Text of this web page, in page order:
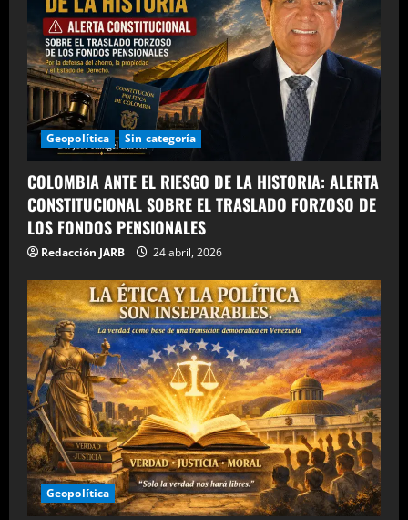
Geopolítica Sin categoría
COLOMBIA ANTE EL RIESGO DE LA HISTORIA: ALERTA
CONSTITUCIONAL SOBRE EL TRASLADO FORZOSO DE
LOS FONDOS PENSIONALES
Redacción JARB 24 abril, 2026
Geopolítica